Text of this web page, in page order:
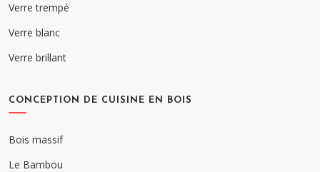
Verre trempé
Verre blanc
Verre brillant
CONCEPTION DE CUISINE EN BOIS
Bois massif
Le Bambou